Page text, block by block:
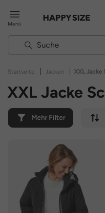
Menü
Startseite | Jacken | XXL Jacke
XXL Jacke
Mehr Filter